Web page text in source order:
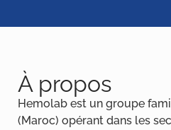
À propos
Hemolab est un groupe
(Maroc) opérant dans les